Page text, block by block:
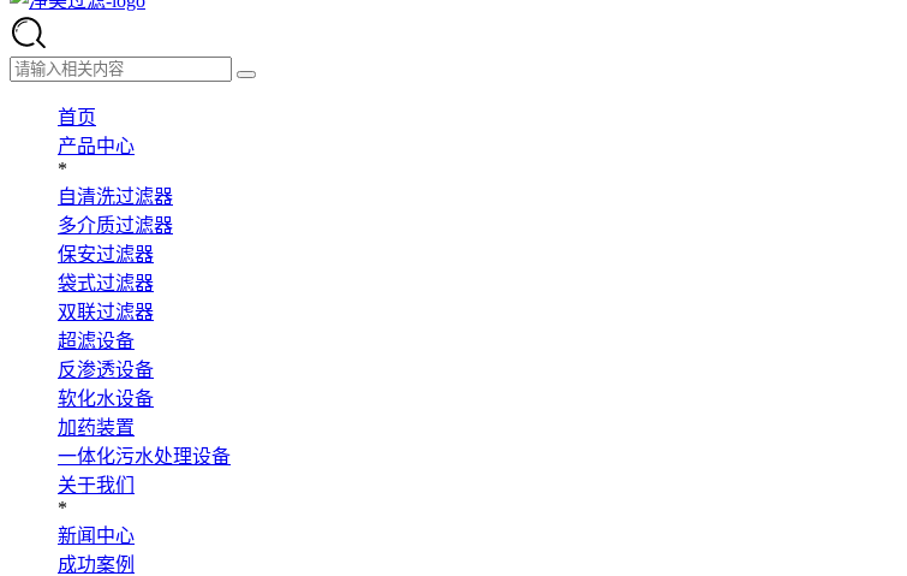
首页
产品中心
*
自清洗过滤器
多介质过滤器
保安过滤器
袋式过滤器
双联过滤器
超滤设备
反渗透设备
软化水设备
加药装置
一体化污水处理设备
关于我们
*
新闻中心
成功案例